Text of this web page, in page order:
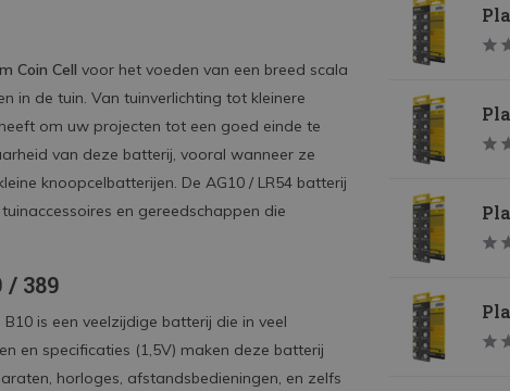
Coin Cell voor het voeden van een breed scala
in de tuin. Van tuinverlichting tot kleinere
om uw projecten tot een goed einde te
van deze batterij, vooral wanneer ze
knoopcelbatterijen. De AG10 / LR54 batterij
en gereedschappen die
/ 389
B10 is een veelzijdige batterij die in veel
en specificaties (1,5V) maken deze batterij
horloges, afstandsbedieningen, en zelfs